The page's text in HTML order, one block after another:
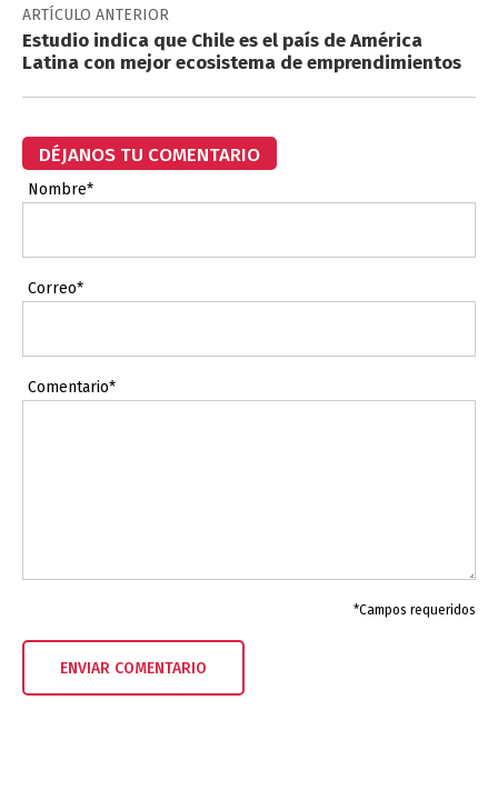
ARTÍCULO ANTERIOR
Estudio indica que Chile es el país de América
Latina con mejor ecosistema de emprendimientos
DÉJANOS TU COMENTARIO
Nombre*
Correo*
Comentario*
*Campos requeridos